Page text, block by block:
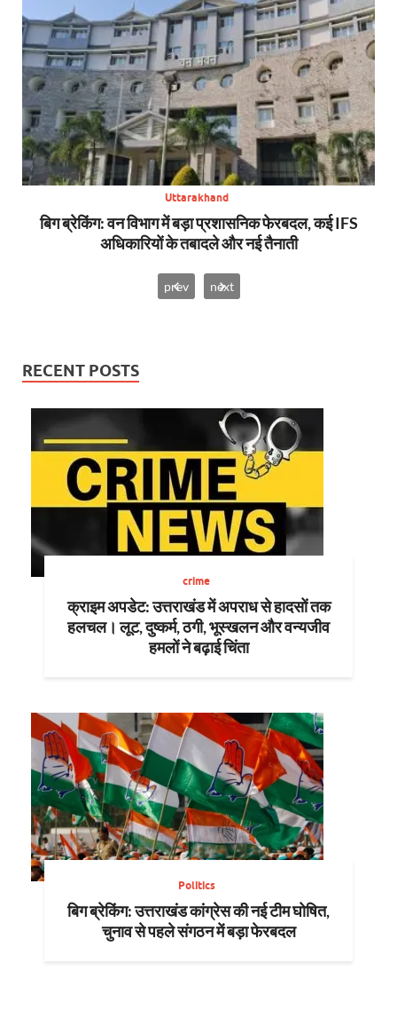
Uttarakhand
बिग ब्रेकिंग: वन विभाग में बड़ा प्रशासनिक फेरबदल, कई IFS
अधिकारियों के तबादले और नई तैनाती
prev next
RECENT POSTS
crime
क्राइम अपडेट: उत्तराखंड में अपराध से हादसों तक
हलचल। लूट, दुष्कर्म, ठगी, भूस्खलन और वन्यजीव
हमलों ने बढ़ाई चिंता
Politics
बिग ब्रेकिंग: उत्तराखंड कांग्रेस की नई टीम घोषित,
चुनाव से पहले संगठन में बड़ा फेरबदल